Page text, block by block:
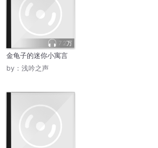
7.2万
金龟子的迷你小寓言
by： 浅吟之声